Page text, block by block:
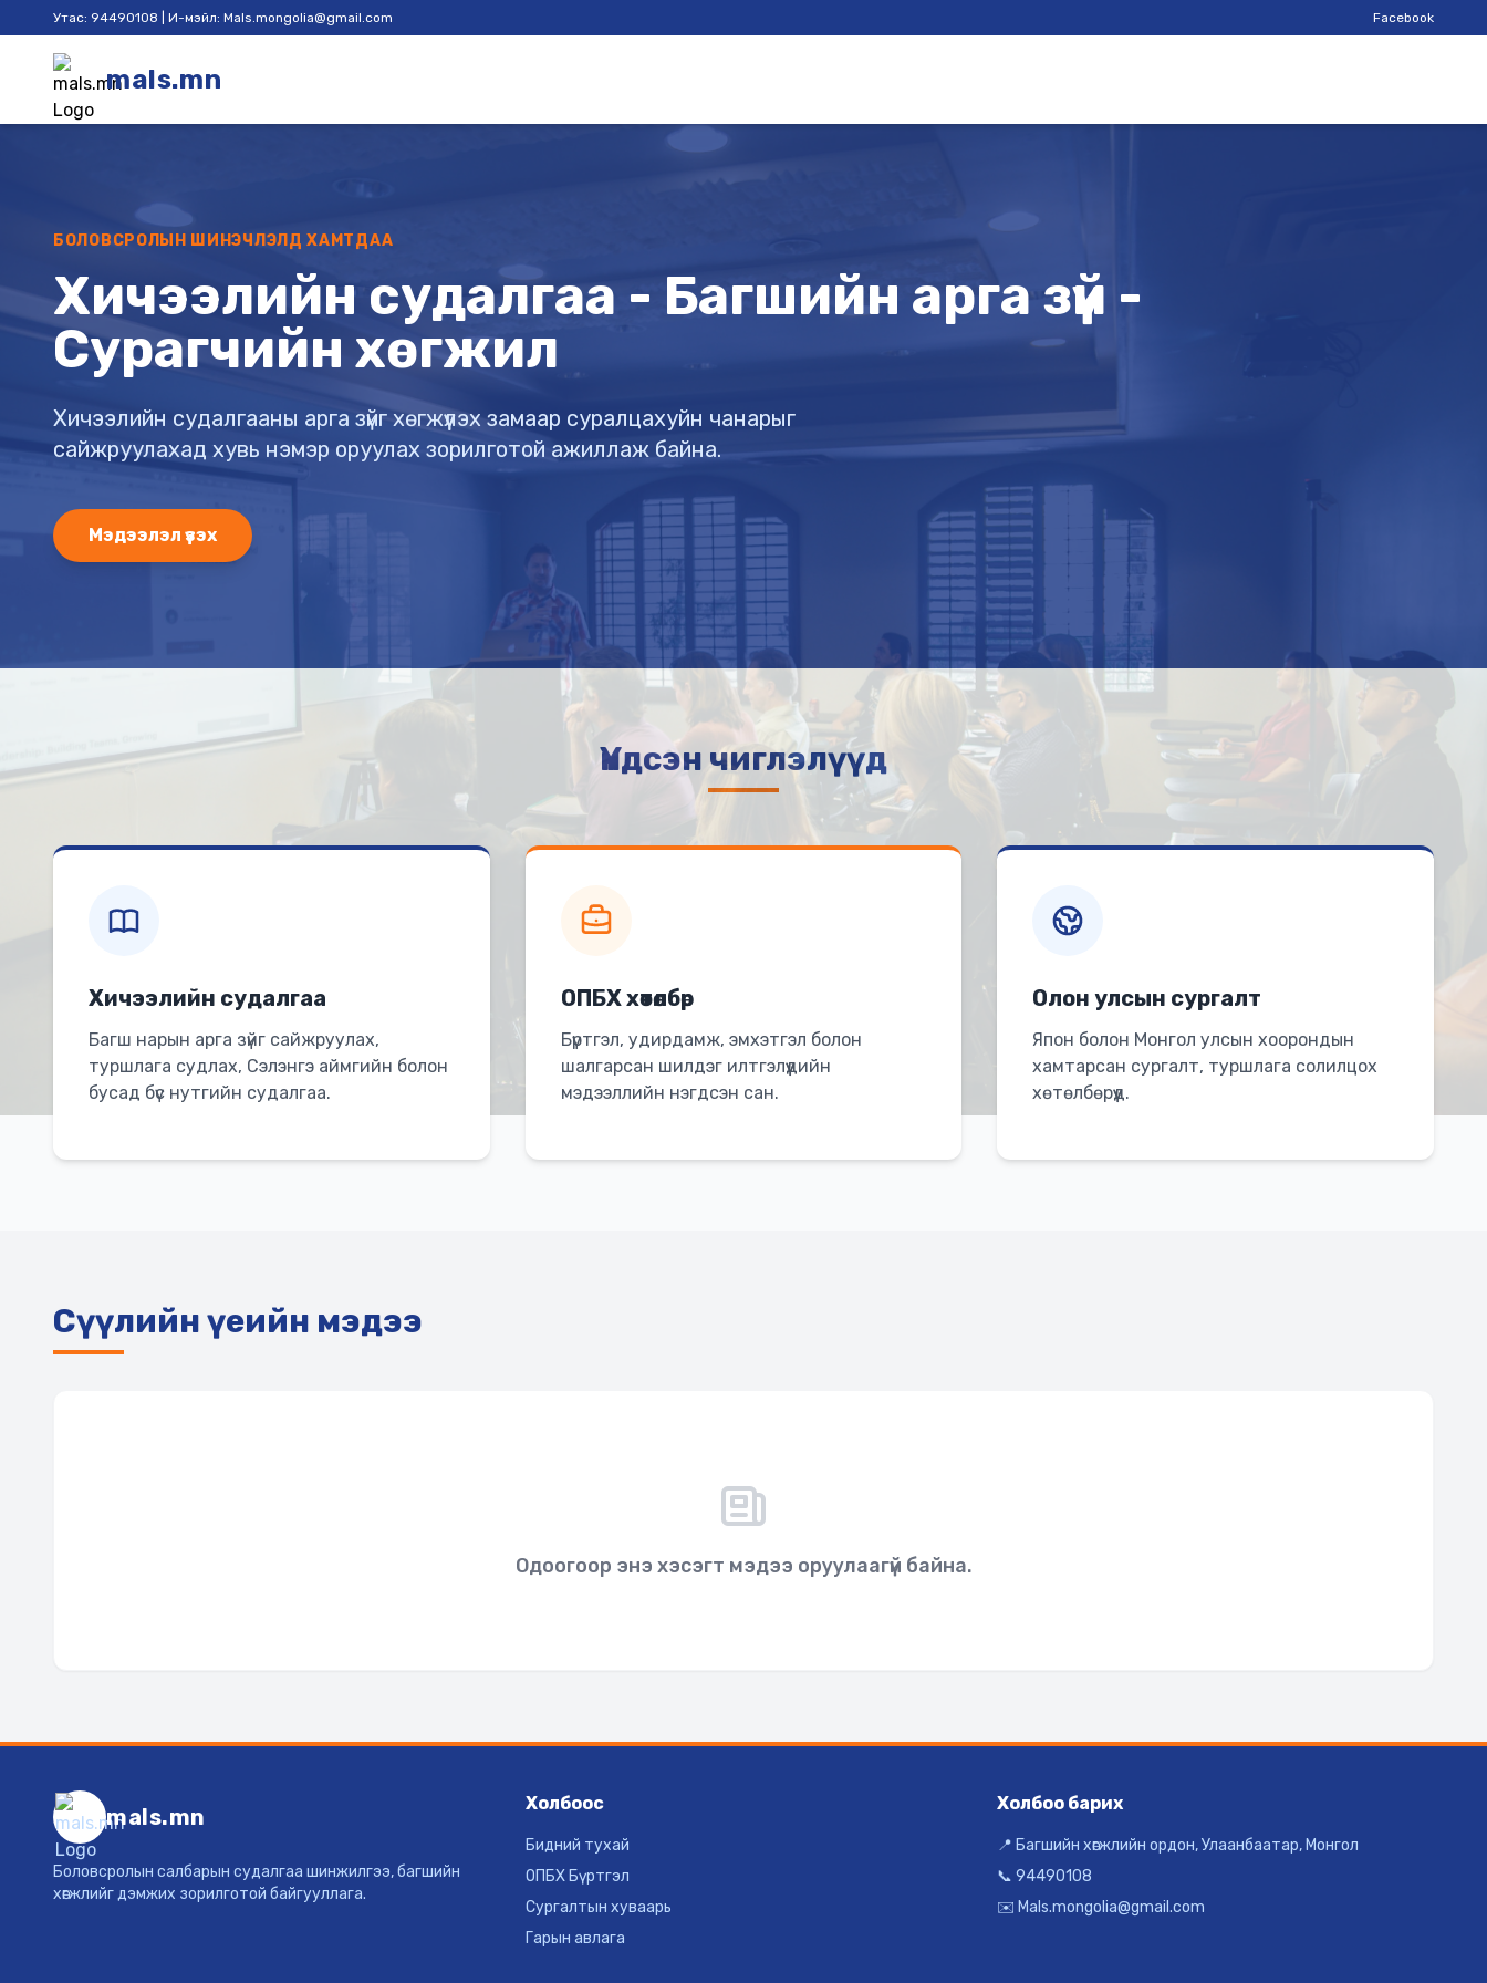
Утас: 94490108 | И-мэйл: Mals.mongolia@gmail.com Facebook
mals.mn
БОЛОВСРОЛЫН ШИНЭЧЛЭЛД ХАМТДАА
Хичээлийн судалгаа - Багшийн арга зүй -
Сурагчийн хөгжил
Хичээлийн судалгааны арга зүйг хөгжүүлэх замаар суралцахуйн чанарыг
сайжруулахад хувь нэмэр оруулах зорилготой ажиллаж байна.
Мэдээлэл үзэх
Үндсэн чиглэлүүд
Хичээлийн судалгаа
Багш нарын арга зүйг сайжруулах,
туршлага судлах, Сэлэнгэ аймгийн болон
бусад бүс нутгийн судалгаа.
ОПБХ хөтөлбөр
Бүртгэл, удирдамж, эмхэтгэл болон
шалгарсан шилдэг илтгэлүүдийн
мэдээллийн нэгдсэн сан.
Олон улсын сургалт
Япон болон Монгол улсын хоорондын
хамтарсан сургалт, туршлага солилцох
хөтөлбөрүүд.
Сүүлийн үеийн мэдээ
Одоогоор энэ хэсэгт мэдээ оруулаагүй байна.
mals.mn
Боловсролын салбарын судалгаа шинжилгээ, багшийн
хөгжлийг дэмжих зорилготой байгууллага.
Холбоос
Бидний тухай
ОПБХ Бүртгэл
Сургалтын хуваарь
Гарын авлага
Холбоо барих
📍 Багшийн хөгжлийн ордон, Улаанбаатар, Монгол
📞 94490108
✉️ Mals.mongolia@gmail.com